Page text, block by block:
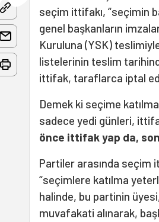
seçim ittifakı, “seçimin
genel başkanların
Kuruluna (YSK)
listelerinin teslim
ittifak, taraflarca iptal
Demek ki seçime
sadece yedi günleri,
önce ittifak yap da,
Partiler arasında seçim
“seçimlere katılma
halinde, bu partinin
muvafakati alınarak,